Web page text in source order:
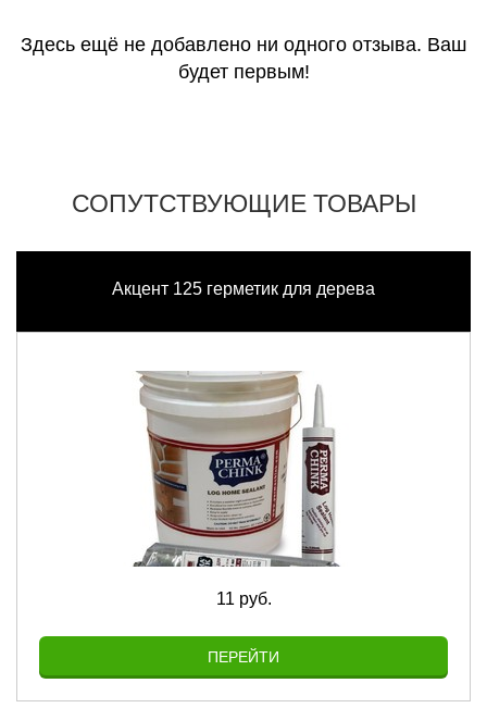
Здесь ещё не добавлено ни одного отзыва. Ваш
будет первым!
СОПУТСТВУЮЩИЕ ТОВАРЫ
Акцент 125 герметик для дерева
11 руб.
ПЕРЕЙТИ